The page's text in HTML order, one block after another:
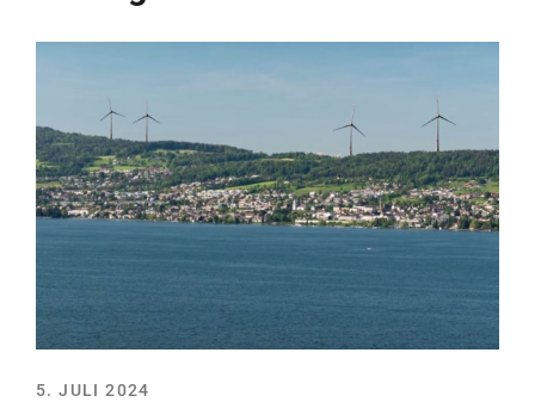
5. JULI 2024